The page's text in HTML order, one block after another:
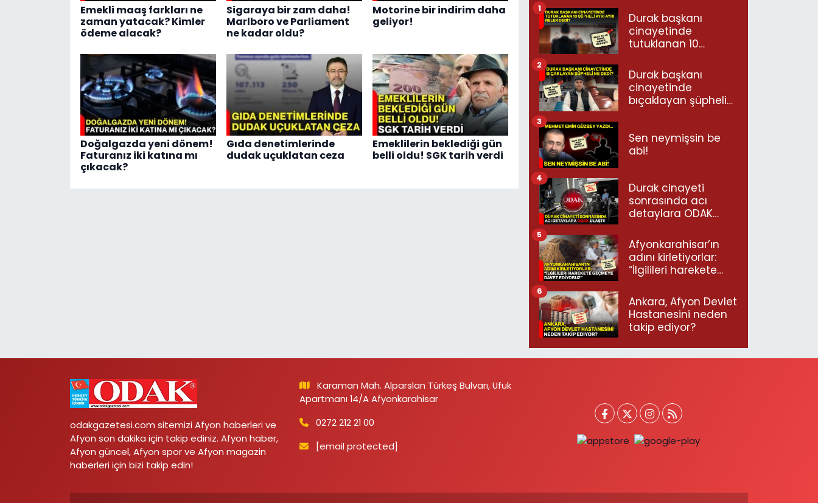
Emekli maaş farkları ne
zaman yatacak? Kimler
ödeme alacak?
Sigaraya bir zam daha!
Marlboro ve Parliament
ne kadar oldu?
Motorine bir indirim daha
geliyor!
Doğalgazda yeni dönem!
Faturanız iki katına mı
çıkacak?
Gıda denetimlerinde
dudak uçuklatan ceza
Emeklilerin beklediği gün
belli oldu! SGK tarih verdi
Durak başkanı
cinayetinde
tutuklanan 10
neler dedi?
1
Durak başkanı
cinayetinde
bıçaklayan şüpheli
2
Sen neymişsin be
abi!
3
Durak cinayeti
sonrasında acı
detaylara ODAK
4
Afyonkarahisar’ın
adını kirletiyorlar:
“İlgilileri harekete
ediyoruz”
5
Ankara, Afyon Devlet
Hastanesini neden
takip ediyor?
6
odakgazetesi.com sitemizi Afyon haberleri ve
Afyon son dakika için takip ediniz. Afyon haber,
Afyon güncel, Afyon spor ve Afyon magazin
haberleri için bizi takip edin!
Karaman Mah. Alparslan Türkeş Bulvarı, Ufuk
Apartmanı 14/A Afyonkarahisar
0272 212 21 00
[email protected]